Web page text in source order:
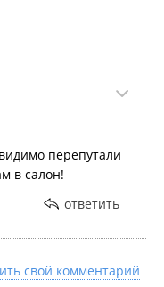
перепутали
в салон!
ответить
свой комментарий